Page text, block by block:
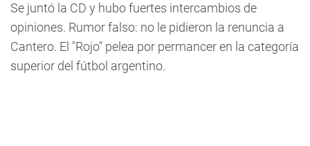
Se juntó la CD y hubo fuertes intercambios de
opiniones. Rumor falso: no le pidieron la renuncia a
Cantero. El "Rojo" pelea por permancer en la categoría
superior del fútbol argentino.